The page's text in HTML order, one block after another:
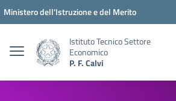
Vai ai contenuti
Vai al menu di navigazione
Vai al footer
Ministero dell'Istruzione e del Merito
Istituto Tecnico Settore
Economico
P. F. Calvi